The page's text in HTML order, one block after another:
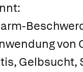
Gelbsucht,